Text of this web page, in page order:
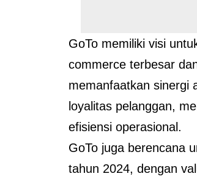
GoTo memiliki visi
commerce terbesar
memanfaatkan sinergi
loyalitas pelanggan,
efisiensi operasional.
GoTo juga berencana
tahun 2024, dengan